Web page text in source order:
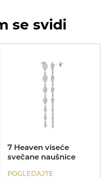
se svidi
7 Heaven viseće
svečane naušnice
POGLEDAJTE